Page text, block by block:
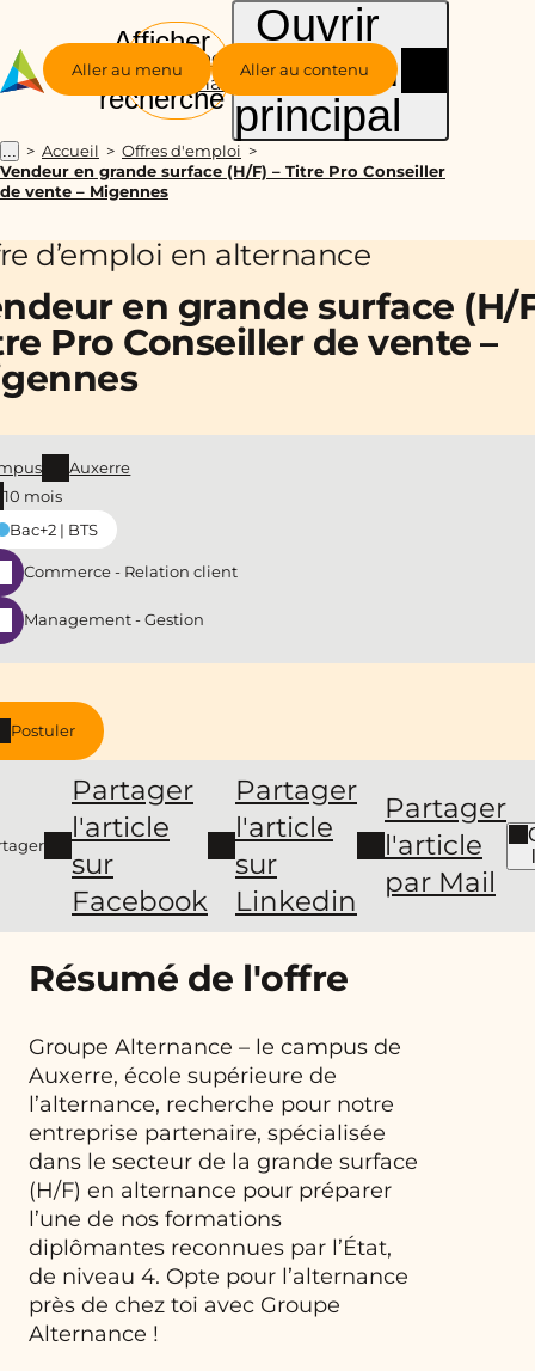
Aller au menu Aller au contenu
Groupe
Alternance
Afficher
la
recherche
Ouvrir
le menu
principal
... Accueil
Offres d'emploi
Vendeur en grande surface (H/F) – Titre Pro Conseiller
de vente – Migennes
d’emploi en alternance
en grande surface (H/
Pro Conseiller de vente –
Postuler
Partager
l'article
sur
Facebook
Partager
l'article
sur
Linkedin
Partager
l'article
par Mail
Auxerre
10 mois
Bac+2 | BTS
Commerce - Relation client
Management - Gestion
Résumé de l'offre
Groupe Alternance – le campus de
Auxerre, école supérieure de
l’alternance, recherche pour notre
entreprise partenaire, spécialisée
dans le secteur de la grande surface
(H/F) en alternance pour préparer
l’une de nos formations
diplômantes reconnues par l’État,
de niveau 4. Opte pour l’alternance
près de chez toi avec Groupe
Alternance !